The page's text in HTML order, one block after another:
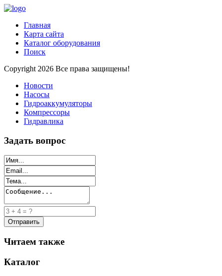
Главная
Карта сайта
Каталог оборудования
Поиск
Copyright 2026 Все права защищены!
Новости
Насосы
Гидроаккумуляторы
Компрессоры
Гидравлика
Задать вопрос
Читаем также
Каталог